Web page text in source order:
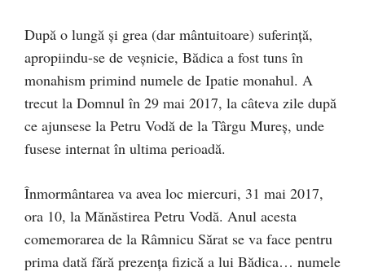
După o lungă şi grea (dar mântuitoare) suferinţă,
apropiindu-se de veşnicie, Bădica a fost tuns în
monahism primind numele de Ipatie monahul. A
trecut la Domnul în 29 mai 2017, la câteva zile după
ce ajunsese la Petru Vodă de la Târgu Mureş, unde
fusese internat în ultima perioadă.
Înmormântarea va avea loc miercuri, 31 mai 2017,
ora 10, la Mănăstirea Petru Vodă. Anul acesta
comemorarea de la Râmnicu Sărat se va face pentru
prima dată fără prezenţa fizică a lui Bădica… numele